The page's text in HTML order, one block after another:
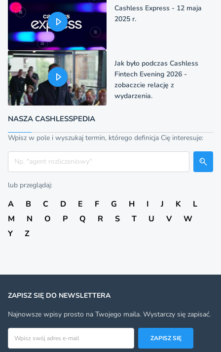
Cashless Express - 12 maja
2025 r.
Jak było podczas Cashless
Fintech Evening 2026 -
zobaczcie relację z
wydarzenia.
NASZA CASHLESSPEDIA
Wpisz w pole i wyszukaj termin, którego definicja Cię interesuje:
Szukaj
lub przeglądaj:
A B C D E F G H I J K
L
M
N O P Q R S T U V
W
Y
Z
ZAPISZ SIĘ DO NEWSLETTERA
Najnowsze wpisy prosto na Twojego maila. Wystarczy się zapisać.
Adres email
ZAPISZ SIĘ